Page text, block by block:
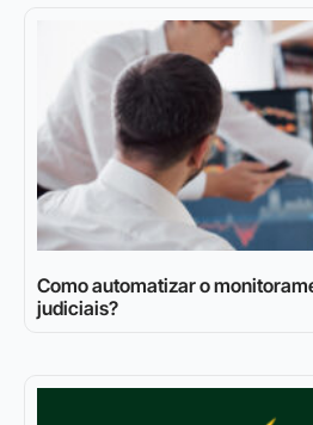
Como automatizar o
judiciais?